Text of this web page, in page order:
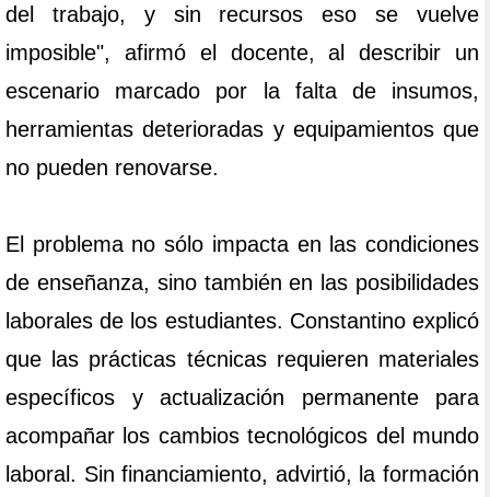
del trabajo, y sin recursos eso se vuelve
imposible", afirmó el docente, al describir un
escenario marcado por la falta de insumos,
herramientas deterioradas y equipamientos que
no pueden renovarse.
El problema no sólo impacta en las condiciones
de enseñanza, sino también en las posibilidades
laborales de los estudiantes. Constantino explicó
que las prácticas técnicas requieren materiales
específicos y actualización permanente para
acompañar los cambios tecnológicos del mundo
laboral. Sin financiamiento, advirtió, la formación